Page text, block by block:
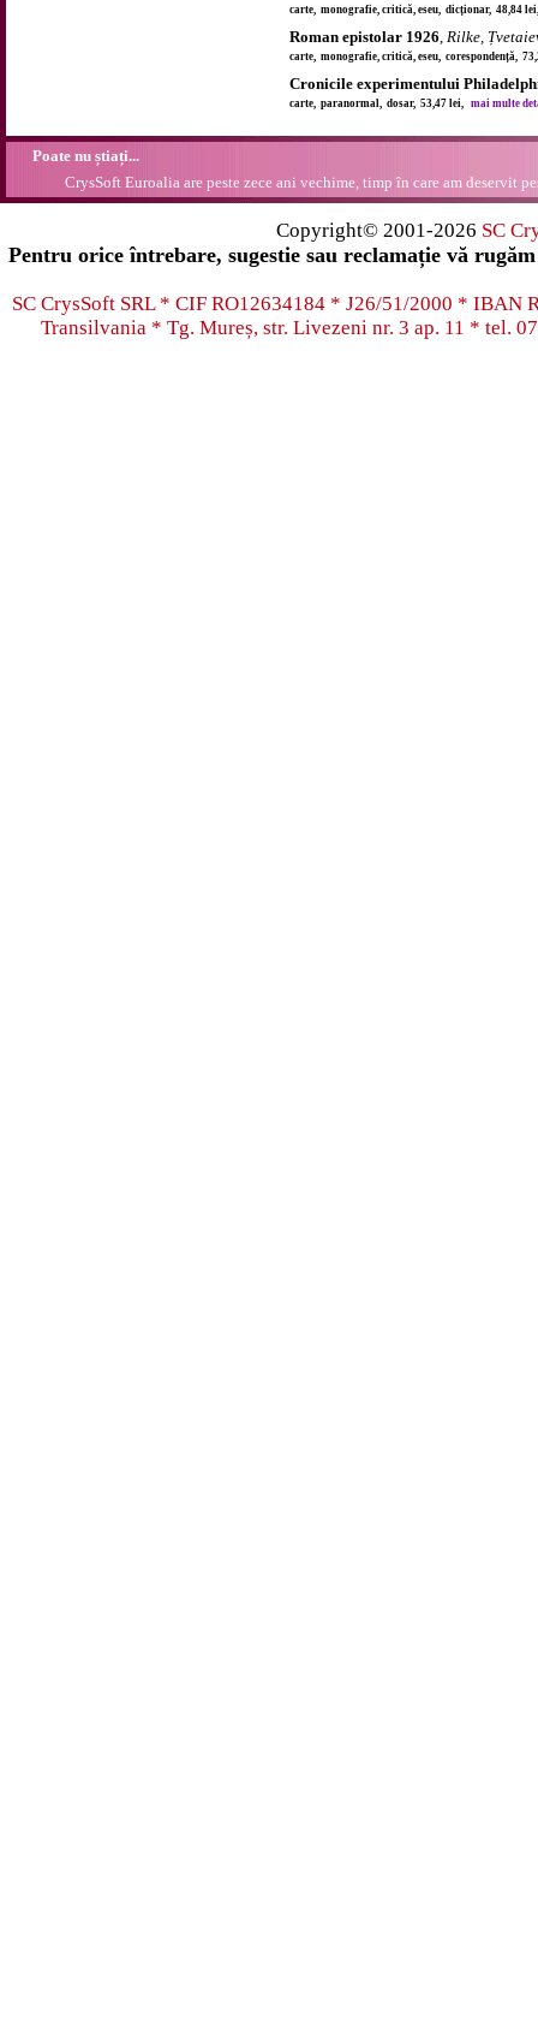
carte, monografie, critică, eseu, dicționar, 48,84
Roman epistolar 1926, Rilke,
carte, monografie, critică, eseu, corespondență,
Cronicile experimentului
carte, paranormal, dosar, 53,47 lei, mai multe
Poate nu știați...
CrysSoft Euroalia are peste zece ani vechime, timp în care am deservit
Copyright© 2001-2026 SC
Pentru orice întrebare, sugestie sau reclamație vă
SC CrysSoft SRL * CIF RO12634184 * J26/51/2000 * IBAN
Transilvania * Tg. Mureș, str. Livezeni nr. 3 ap. 11 * tel.